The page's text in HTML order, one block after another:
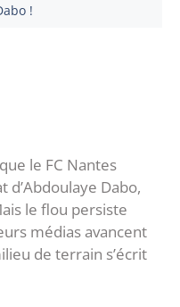
!
le FC Nantes
Dabo,
le flou persiste
médias avancent
de terrain s’écrit